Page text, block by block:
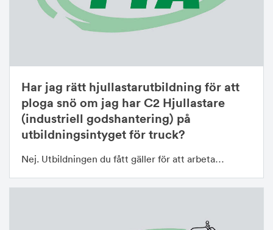
Har jag rätt hjullastarutbildning för att
ploga snö om jag har C2 Hjullastare
(industriell godshantering) på
utbildningsintyget för truck?
Nej. Utbildningen du fått gäller för att arbeta…